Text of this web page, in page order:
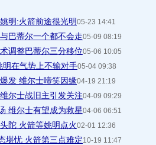
明:火箭前途很光明05-23 14:41
巴蒂尔一个都不会走05-09 08:19
调整巴蒂尔三分移位05-06 10:05
在气势上不输对手05-04 09:38
发 维尔士啼笑因缘04-19 21:19
尔士战旧主引发关注04-09 09:29
维尔士有望成为救星04-06 06:51
陀 火箭等姚明点火02-01 12:36
堪忧 火箭第三点难定10-19 11:47